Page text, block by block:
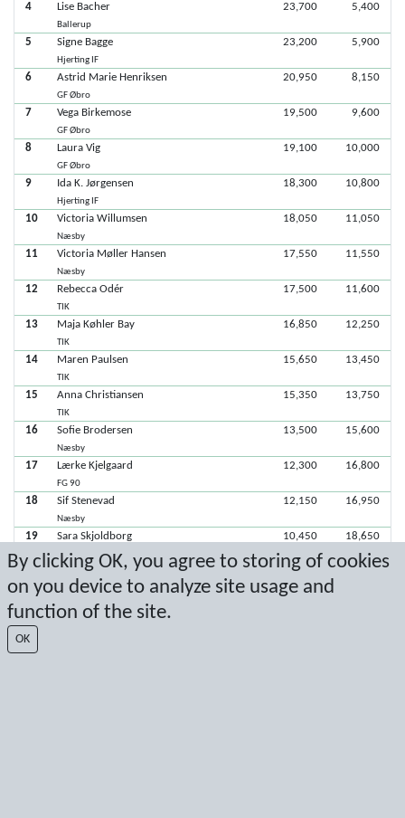
By clicking OK, you agree to storing of cookies
on you device to analyze site usage and
function of the site.
OK
4 Lise Bacher
Ballerup
23,700 5,400
5 Signe Bagge
Hjerting IF
23,200 5,900
6 Astrid Marie Henriksen
GF Øbro
20,950 8,150
7 Vega Birkemose
GF Øbro
19,500 9,600
8 Laura Vig
GF Øbro
19,100 10,000
9 Ida K. Jørgensen
Hjerting IF
18,300 10,800
10 Victoria Willumsen
Næsby
18,050 11,050
11 Victoria Møller Hansen
Næsby
17,550 11,550
12 Rebecca Odér
TIK
17,500 11,600
13 Maja Køhler Bay
TIK
16,850 12,250
14 Maren Paulsen
TIK
15,650 13,450
15 Anna Christiansen
TIK
15,350 13,750
16 Sofie Brodersen
Næsby
13,500 15,600
17 Lærke Kjelgaard
FG 90
12,300 16,800
18 Sif Stenevad
Næsby
12,150 16,950
19 Sara Skjoldborg
Ballerup
10,450 18,650
20 Sumie Gargiulo
TIK
20 Nicoline Dahl-Larsen
20